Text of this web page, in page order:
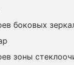
боковых
зоны